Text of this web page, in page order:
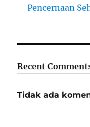
Pencernaan
Recent
Tidak ada